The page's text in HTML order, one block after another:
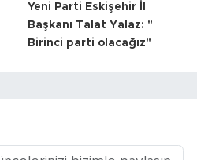
Yeni Parti Eskişehir İl
Başkanı Talat Yalaz: "
Birinci parti olacağız"